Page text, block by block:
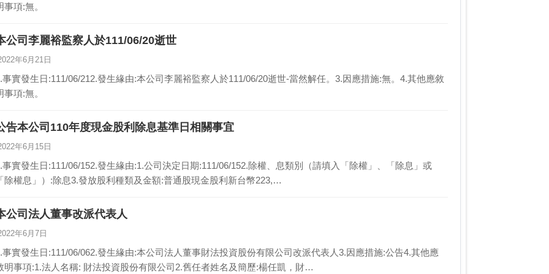
事項:無。
公司李麗裕監察人於111/06/20逝世
年6月21日
事實發生日:111/06/212.發生緣由:本公司李麗裕監察人於111/06/20逝世-當然解任。3.因應措施:無。4.其他應敘
事項:無。
告本公司110年度現金股利除息基準日相關事宜
年6月15日
事實發生日:111/06/152.發生緣由:1.公司決定日期:111/06/152.除權、息類別（請填入「除權」、「除息」或
除權息」）:除息3.發放股利種類及金額:普通股現金股利新台幣223,…
公司法人董事改派代表人
年6月7日
事實發生日:111/06/062.發生緣由:本公司法人董事財法投資股份有限公司改派代表人3.因應措施:公告4.其他應
明事項:1.法人名稱: 財法投資股份有限公司2.舊任者姓名及簡歷:楊任凱，財…